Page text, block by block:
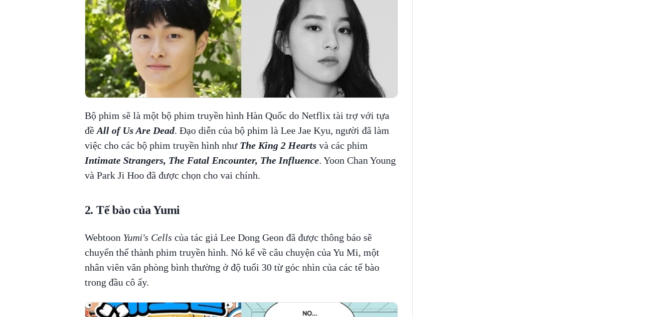
Bộ phim sẽ là một bộ phim truyền hình Hàn Quốc do Netflix tài trợ với tựa
đề All of Us Are Dead. Đạo diễn của bộ phim là Lee Jae Kyu, người đã làm
việc cho các bộ phim truyền hình như The King 2 Hearts và các phim
Intimate Strangers, The Fatal Encounter, The Influence. Yoon Chan Young
và Park Ji Hoo đã được chọn cho vai chính.
2. Tế bào của Yumi
Webtoon Yumi's Cells của tác giả Lee Dong Geon đã được thông báo sẽ
chuyển thể thành phim truyền hình. Nó kể về câu chuyện của Yu Mi, một
nhân viên văn phòng bình thường ở độ tuổi 30 từ góc nhìn của các tế bào
trong đầu cô ấy.